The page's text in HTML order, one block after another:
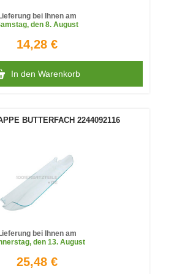
bei Ihnen am
, den 8. August
14,28 €
In den Warenkorb
BUTTERFACH 2244092116
bei Ihnen am
, den 13. August
25,48 €